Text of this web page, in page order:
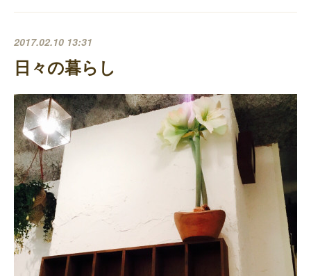
2017.02.10 13:31
日々の暮らし